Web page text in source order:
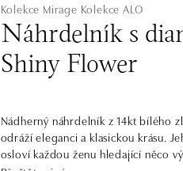
Kolekce Mirage Kolekce ALO
Náhrdelník s
Shiny Flower
Nádherný náhrdelník z 14kt bílého
odráží eleganci a klasickou krásu.
osloví každou ženu hledající něco